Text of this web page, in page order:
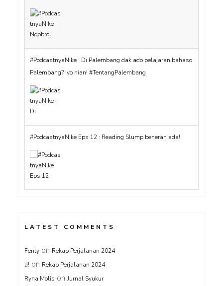
#PodcastnyaNike : Di Palembang dak ado pelajaran bahaso
Palembang? Iyo nian! #TentangPalembang
#PodcastnyaNike Eps 12 : Reading Slump beneran ada!
LATEST COMMENTS
Fenty on Rekap Perjalanan 2024
a! on Rekap Perjalanan 2024
Ryna Molis on Jurnal Syukur